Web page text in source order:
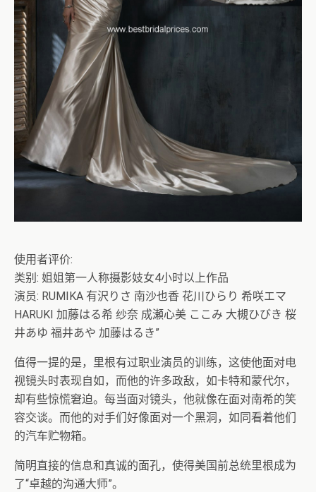
使用者评价:
类别: 姐姐第一人称摄影妓女4小时以上作品
演员: RUMIKA 有沢りさ 南沙也香 花川ひらり 希咲エマ
HARUKI 加藤はる希 纱奈 成瀬心美 ここみ 大槻ひびき 桜
井あゆ 福井あや 加藤はるき”
值得一提的是，里根有过职业演员的训练，这使他面对电
视镜头时表现自如，而他的许多政敌，如卡特和蒙代尔，
却有些惊慌窘迫。每当面对镜头，他就像在面对南希的笑
容交谈。而他的对手们好像面对一个黑洞，如同看着他们
的汽车贮物箱。
简明直接的信息和真诚的面孔，使得美国前总统里根成为
了“卓越的沟通大师”。